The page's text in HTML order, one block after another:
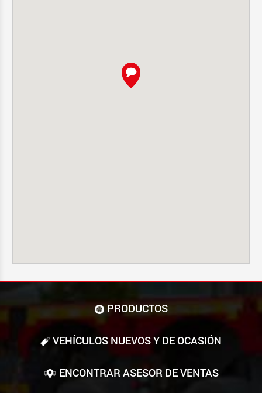
PRODUCTOS
VEHÍCULOS NUEVOS Y DE OCASIÓN
ENCONTRAR ASESOR DE VENTAS